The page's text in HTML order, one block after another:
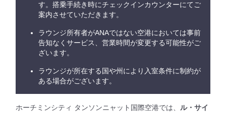
す。搭乗手続き時にチェックインカウンターにてご
案内させていただきます。
ラウンジ所有者がANAではない空港においては事前
告知なくサービス、営業時間が変更する可能性がご
ざいます。
ラウンジが所在する国や州により入室条件に制約が
ある場合がございます。
ホーチミンシティ タンソンニャット国際空港では、 ル・サイ